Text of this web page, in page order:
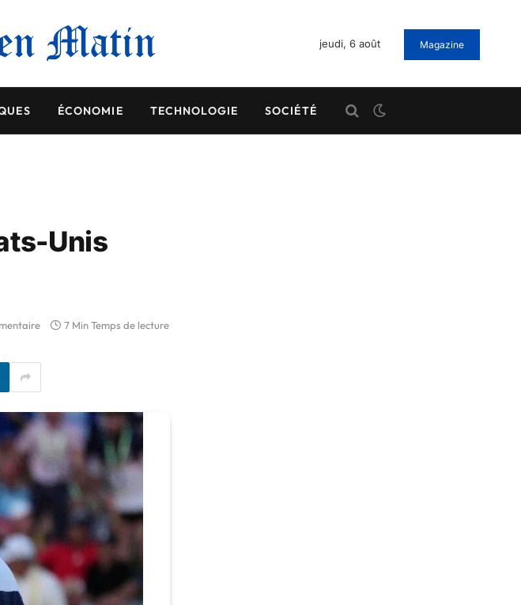
jeudi, 6 août Magazine
ÉCONOMIE TECHNOLOGIE SOCIÉTÉ
Unis
7 Min Temps de lecture